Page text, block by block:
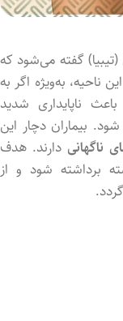
گفته می‌شود که
به‌ویژه اگر به
ناپایداری شدید
بیماران دچار این
ناگهانی دارند. هدف
برداشته شود و از